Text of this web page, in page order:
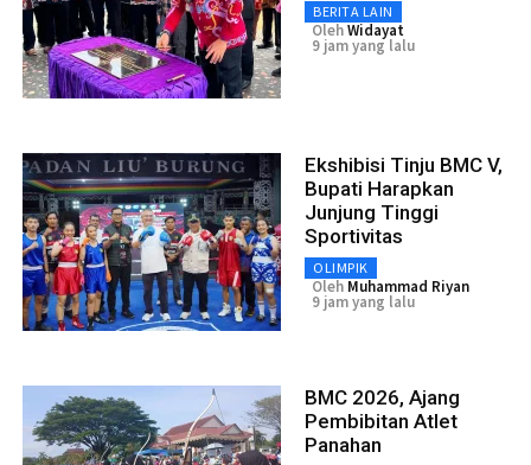
BERITA LAIN
OlehWidayat
9 jam yang lalu
Ekshibisi Tinju BMC V,
Bupati Harapkan
Junjung Tinggi
Sportivitas
OLIMPIK
Oleh Muhammad Riyan
9 jam yang lalu
BMC 2026, Ajang
Pembibitan Atlet
Panahan